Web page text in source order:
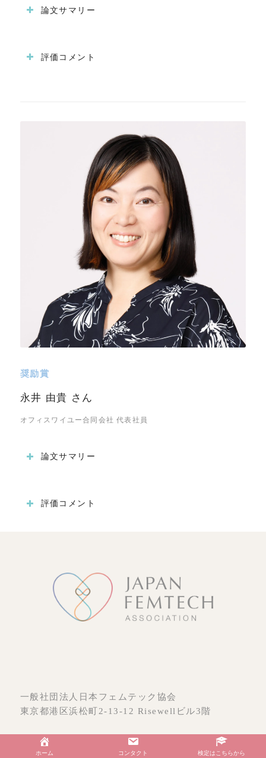
論文サマリー
評価コメント
奨励賞
永井 由貴 さん
オフィスワイユー合同会社 代表社員
論文サマリー
評価コメント
一般社団法人日本フェムテック協会
東京都港区浜松町2-13-12 Risewellビル3階
ホーム コンタクト 検定はこちらから